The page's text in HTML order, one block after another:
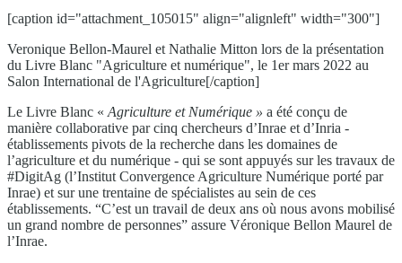
[caption id="attachment_105015" align="alignleft" width="300"]
Veronique Bellon-Maurel et Nathalie Mitton lors de la présentation
du Livre Blanc "Agriculture et numérique", le 1er mars 2022 au
Salon International de l'Agriculture[/caption]
Le Livre Blanc « Agriculture et Numérique » a été conçu de
manière collaborative par cinq chercheurs d’Inrae et d’Inria -
établissements pivots de la recherche dans les domaines de
l’agriculture et du numérique - qui se sont appuyés sur les travaux de
#DigitAg (l’Institut Convergence Agriculture Numérique porté par
Inrae) et sur une trentaine de spécialistes au sein de ces
établissements. “C’est un travail de deux ans où nous avons mobilisé
un grand nombre de personnes” assure Véronique Bellon Maurel de
l’Inrae.